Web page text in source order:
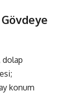
dolap
konum